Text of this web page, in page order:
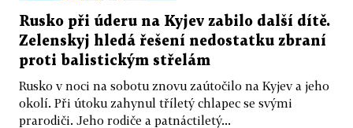
Rusko při úderu na Kyjev zabilo další dítě.
Zelenskyj hledá řešení nedostatku zbraní
proti balistickým střelám
Rusko v noci na sobotu znovu zaútočilo na Kyjev a jeho
okolí. Při útoku zahynul tříletý chlapec se svými
prarodiči. Jeho rodiče a patnáctiletý...